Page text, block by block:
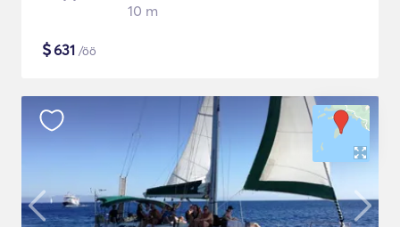
10 m
$631 /öö